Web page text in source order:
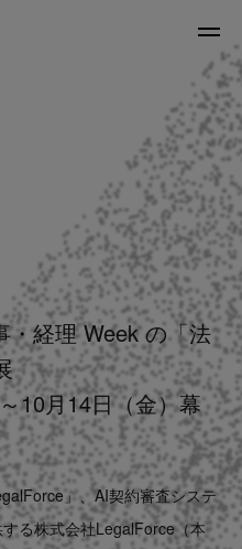
役員紹介
・経理 Week の「法
10月14日（金）幕
」、AI契約審査システ
る株式会社LegalForce（本